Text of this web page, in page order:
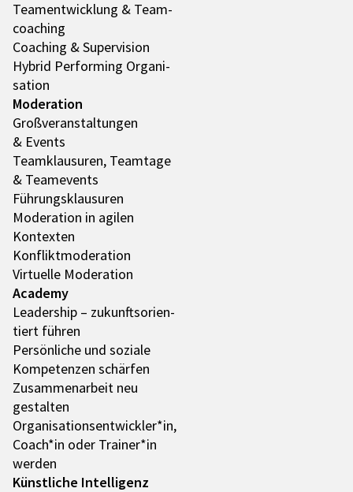
Team­ent­wick­lung & Team­
coa­ching
Coaching & Super­vi­sion
Hybrid Performing Orga­ni­
sa­tion
Mode­ra­tion
Groß­ver­an­stal­tun­gen
& Events
Team­klau­su­ren, Team­tage
& Team­e­vents
Führungs­klau­su­ren
Mode­ra­tion in agilen
Kontex­ten
Konflikt­mo­de­ra­tion
Virtu­elle Mode­ra­tion
Academy
Leader­ship – zukunfts­ori­en­
tiert führen
Persön­li­che und soziale
Kompe­ten­zen schär­fen
Zusam­men­ar­beit neu
gestal­ten
Organisationsentwickler*in,
Coach*in oder Trainer*in
werden
Künst­li­che Intel­li­genz